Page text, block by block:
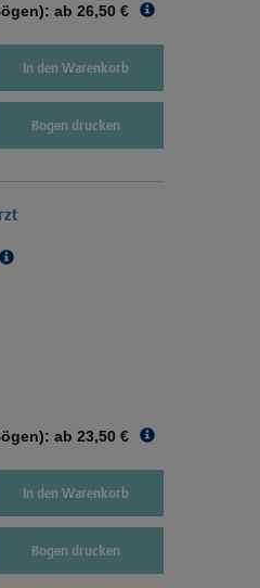
ab 26,50 €
In den Warenkorb
Bogen drucken
ab 23,50 €
In den Warenkorb
Bogen drucken